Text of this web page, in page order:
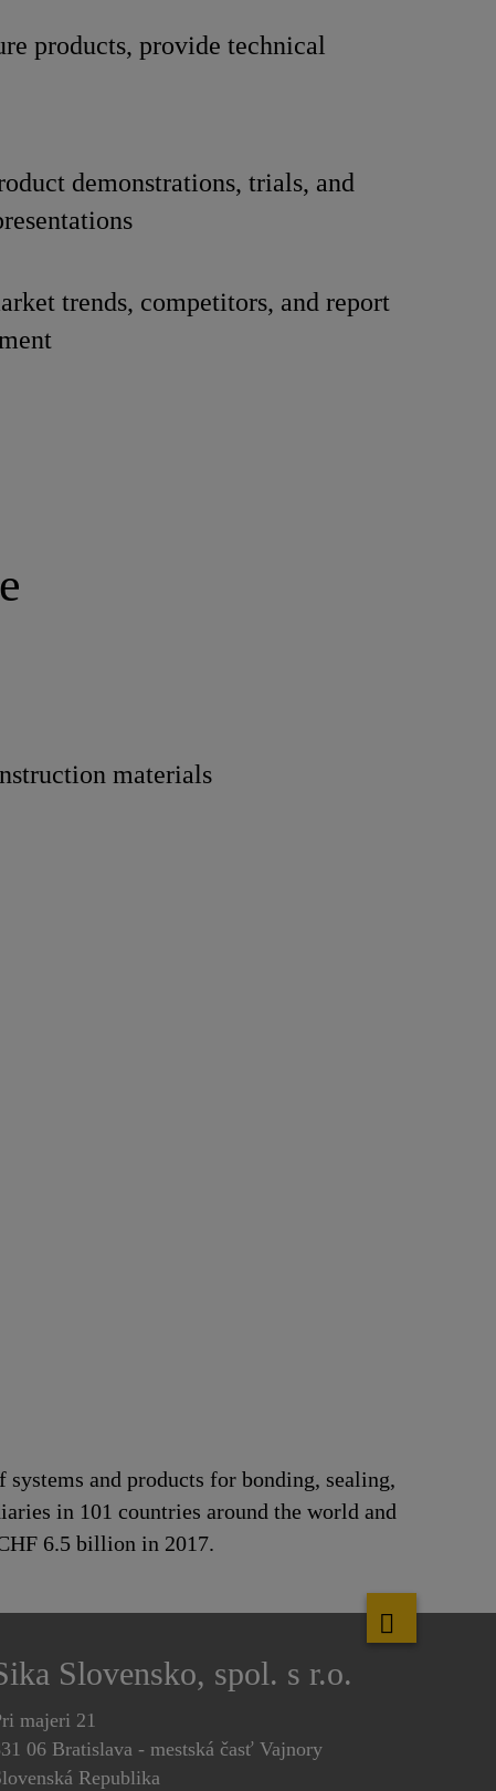
products, provide technical
demonstrations, trials, and
trends, competitors, and report
materials
and products for bonding, sealing,
in 101 countries around the world and
6.5 billion in 2017.
Slovensko, spol. s r.o.
majeri 21
06 Bratislava - mestská časť Vajnory
Republika